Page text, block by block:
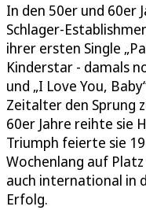
In den 50er und 60er
Schlager-
ihrer ersten Single
Kinderstar - damals
und „I Love You,
Zeitalter den Sprung
60er Jahre reihte sie
Triumph feierte sie
Wochenlang auf
auch international in
Erfolg.